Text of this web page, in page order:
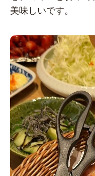
美味しいです。